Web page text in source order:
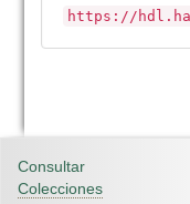
https://
Consultar
Colecciones